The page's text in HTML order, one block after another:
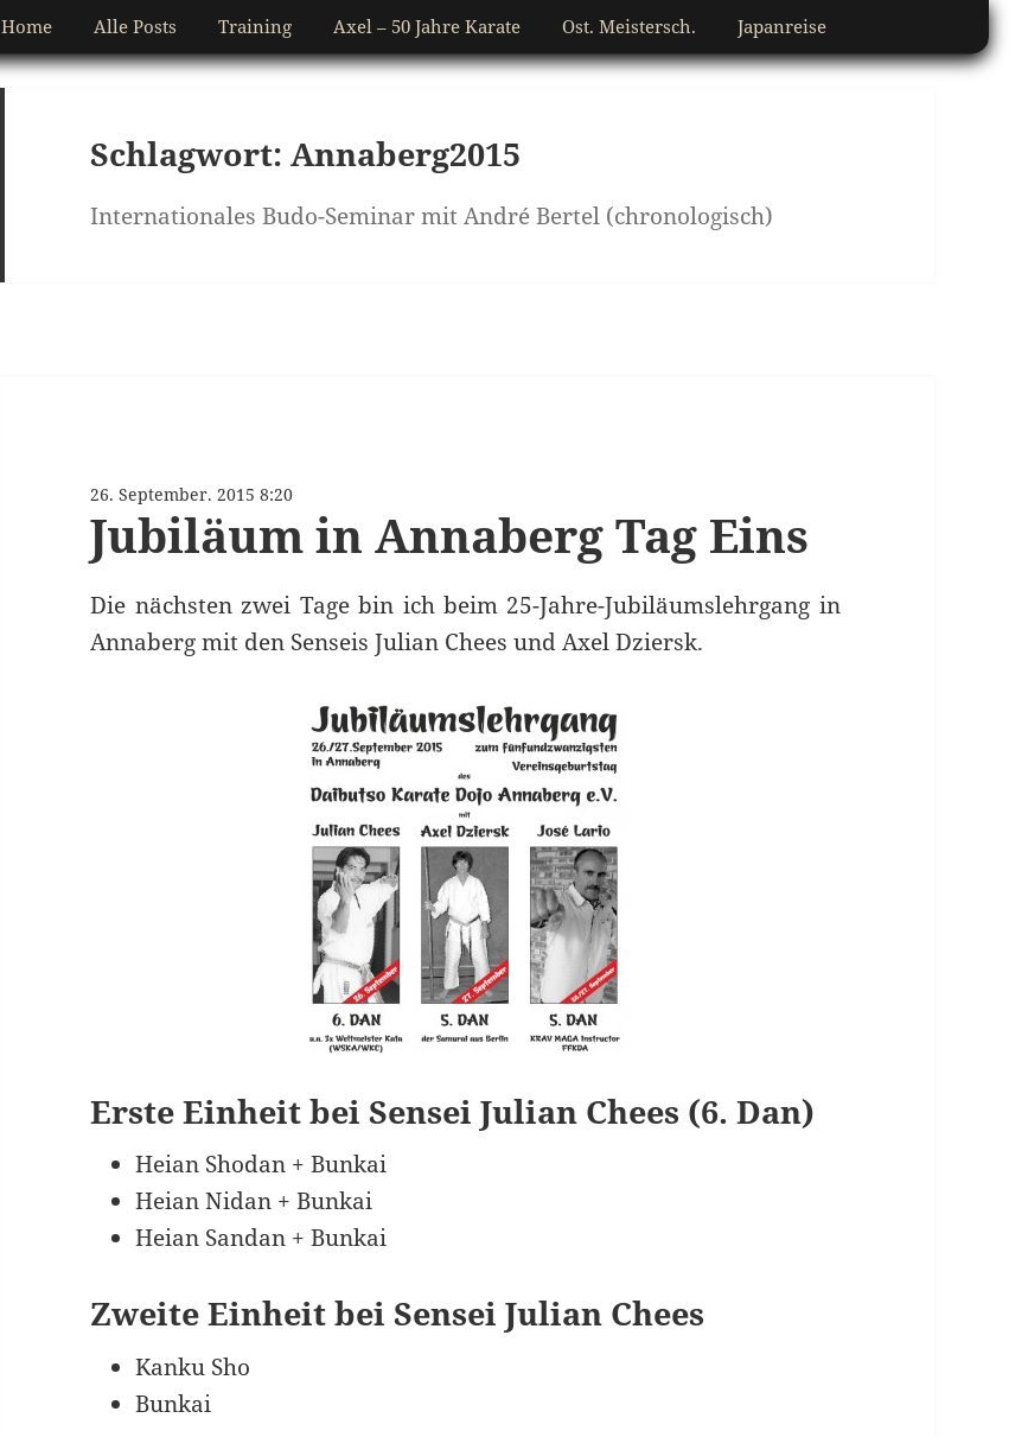
Home Alle Posts Training Axel – 50 Jahre Karate Ost. Meistersch. Japanreise
Schlagwort:Annaberg2015
Internationales Budo-Seminar mit André Bertel (chronologisch)
26. September. 2015 8:20
Jubiläum in Annaberg Tag Eins
Die nächsten zwei Tage bin ich beim 25-Jahre-Jubiläumslehrgang in
Annaberg mit den Senseis Julian Chees und Axel Dziersk.
Erste Einheit bei Sensei Julian Chees (6. Dan)
Heian Shodan + Bunkai
Heian Nidan + Bunkai
Heian Sandan + Bunkai
Zweite Einheit bei Sensei Julian Chees
Kanku Sho
Bunkai